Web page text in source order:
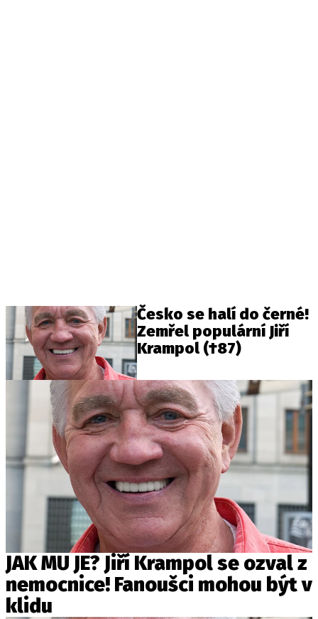
Česko se halí do černé!
Zemřel populární Jiří
Krampol (†87)
JAK MU JE? Jiří Krampol se ozval z
nemocnice! Fanoušci mohou být v
klidu